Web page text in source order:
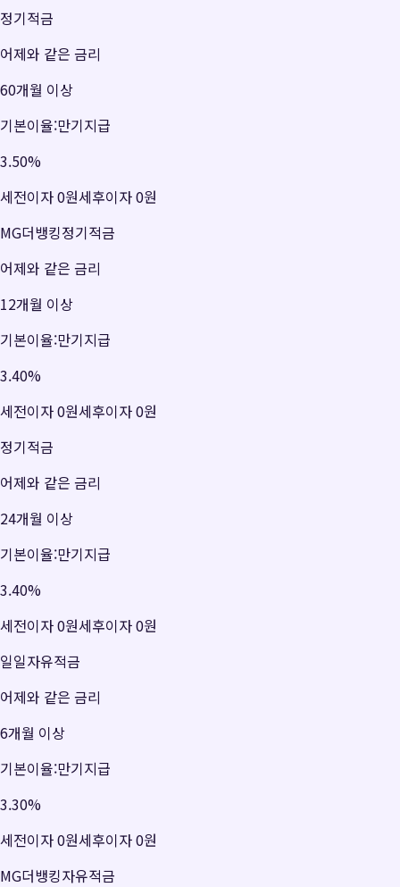
정기적금
어제와 같은 금리
60개월 이상
기본이율:만기지급
3.50%
세전이자0원세후이자0원
MG더뱅킹정기적금
어제와 같은 금리
12개월 이상
기본이율:만기지급
3.40%
세전이자0원세후이자0원
정기적금
어제와 같은 금리
24개월 이상
기본이율:만기지급
3.40%
세전이자0원세후이자0원
일일자유적금
어제와 같은 금리
6개월 이상
기본이율:만기지급
3.30%
세전이자0원세후이자0원
MG더뱅킹자유적금